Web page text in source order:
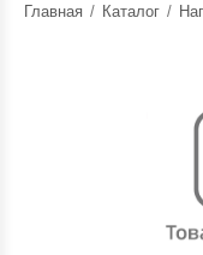
Главная / Каталог /